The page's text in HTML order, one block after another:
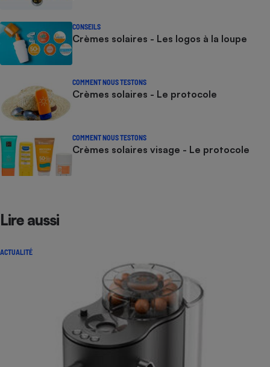
CONSEILS
Crèmes solaires - Les logos à la loupe
COMMENT NOUS TESTONS
Crèmes solaires - Le protocole
COMMENT NOUS TESTONS
Crèmes solaires visage - Le protocole
Lire aussi
ACTUALITÉ